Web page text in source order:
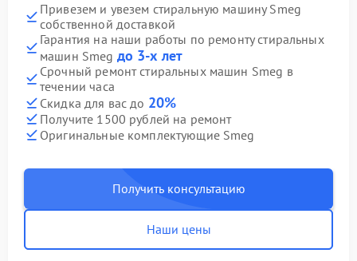
Привезем и увезем стиральную машину Smeg
собственной доставкой
Гарантия на наши работы по ремонту стиральных
машин Smeg до 3-х лет
Срочный ремонт стиральных машин Smeg в
течении часа
Скидка для вас до 20%
Получите 1500 рублей на ремонт
Оригинальные комплектующие Smeg
Получить консультацию
Наши цены